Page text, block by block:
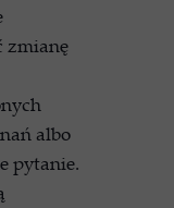
zmianę
albo
pytanie.